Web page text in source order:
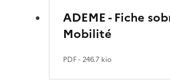
ADEME - Fiche
Mobilité
PDF- 246.7 kio